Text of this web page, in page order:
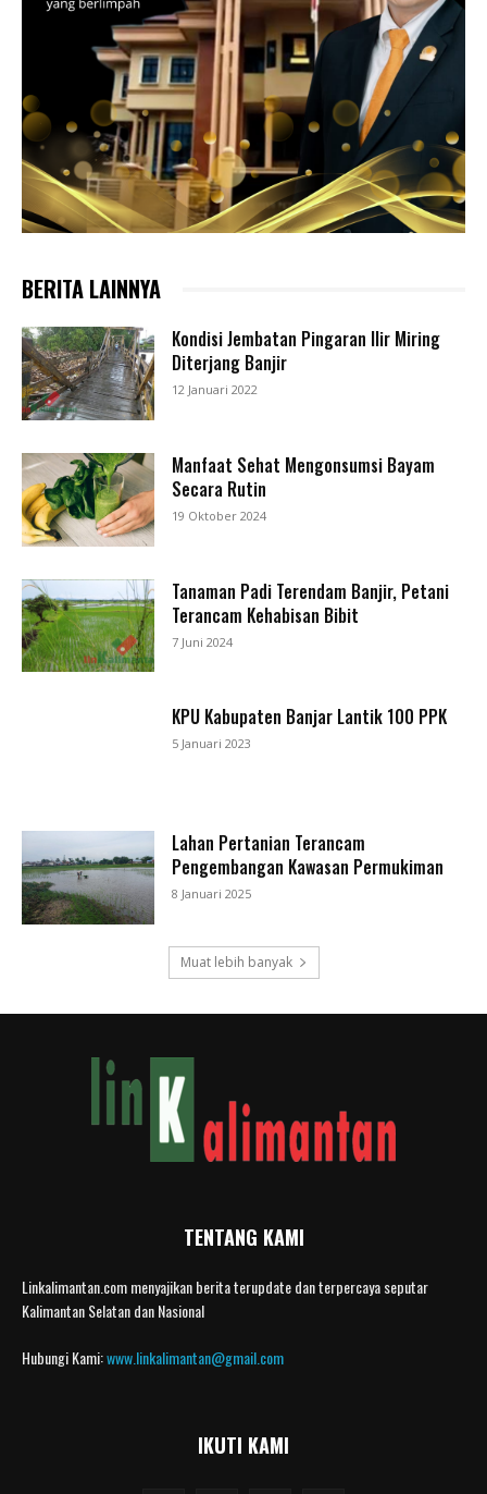
BERITA LAINNYA
Kondisi Jembatan Pingaran Ilir Miring
Diterjang Banjir
12 Januari 2022
Manfaat Sehat Mengonsumsi Bayam
Secara Rutin
19 Oktober 2024
Tanaman Padi Terendam Banjir, Petani
Terancam Kehabisan Bibit
7 Juni 2024
KPU Kabupaten Banjar Lantik 100 PPK
5 Januari 2023
Lahan Pertanian Terancam
Pengembangan Kawasan Permukiman
8 Januari 2025
Muat lebih banyak
TENTANG KAMI
Linkalimantan.com menyajikan berita terupdate dan terpercaya seputar
Kalimantan Selatan dan Nasional
Hubungi Kami:www.linkalimantan@gmail.com
IKUTI KAMI